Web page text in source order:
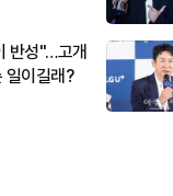
반성"…고개
일이길래?